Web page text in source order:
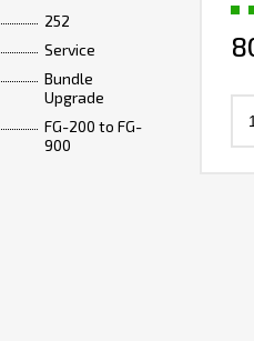
252
Service
Bundle
Upgrade
FG-200 to FG-
900